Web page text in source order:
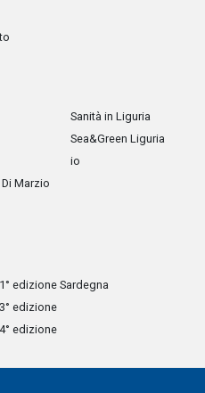
Marzio
Sanità in Liguria
Sea&Green Liguria
io
edizione Sardegna
edizione
edizione